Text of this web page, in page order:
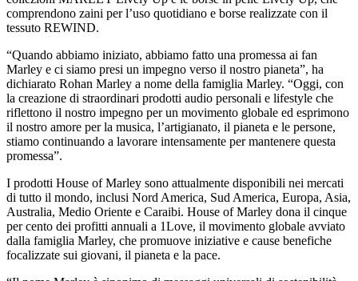
comprendono zaini per l’uso quotidiano e borse realizzate con il
tessuto REWIND.
“Quando abbiamo iniziato, abbiamo fatto una promessa ai fan
Marley e ci siamo presi un impegno verso il nostro pianeta”, ha
dichiarato Rohan Marley a nome della famiglia Marley. “Oggi, con
la creazione di straordinari prodotti audio personali e lifestyle che
riflettono il nostro impegno per un movimento globale ed esprimono
il nostro amore per la musica, l’artigianato, il pianeta e le persone,
stiamo continuando a lavorare intensamente per mantenere questa
promessa”.
I prodotti House of Marley sono attualmente disponibili nei mercati
di tutto il mondo, inclusi Nord America, Sud America, Europa, Asia,
Australia, Medio Oriente e Caraibi. House of Marley dona il cinque
per cento dei profitti annuali a 1Love, il movimento globale avviato
dalla famiglia Marley, che promuove iniziative e cause benefiche
focalizzate sui giovani, il pianeta e la pace.